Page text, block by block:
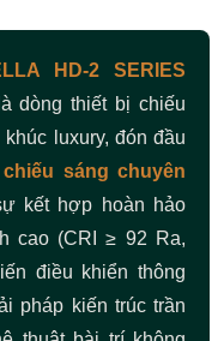
HD-2 SERIES
dòng thiết bị chiếu
luxury, đón đầu
sáng chuyên
kết hợp hoàn hảo
cao (CRI ≥ 92 Ra,
điều khiển thông
pháp kiến trúc trần